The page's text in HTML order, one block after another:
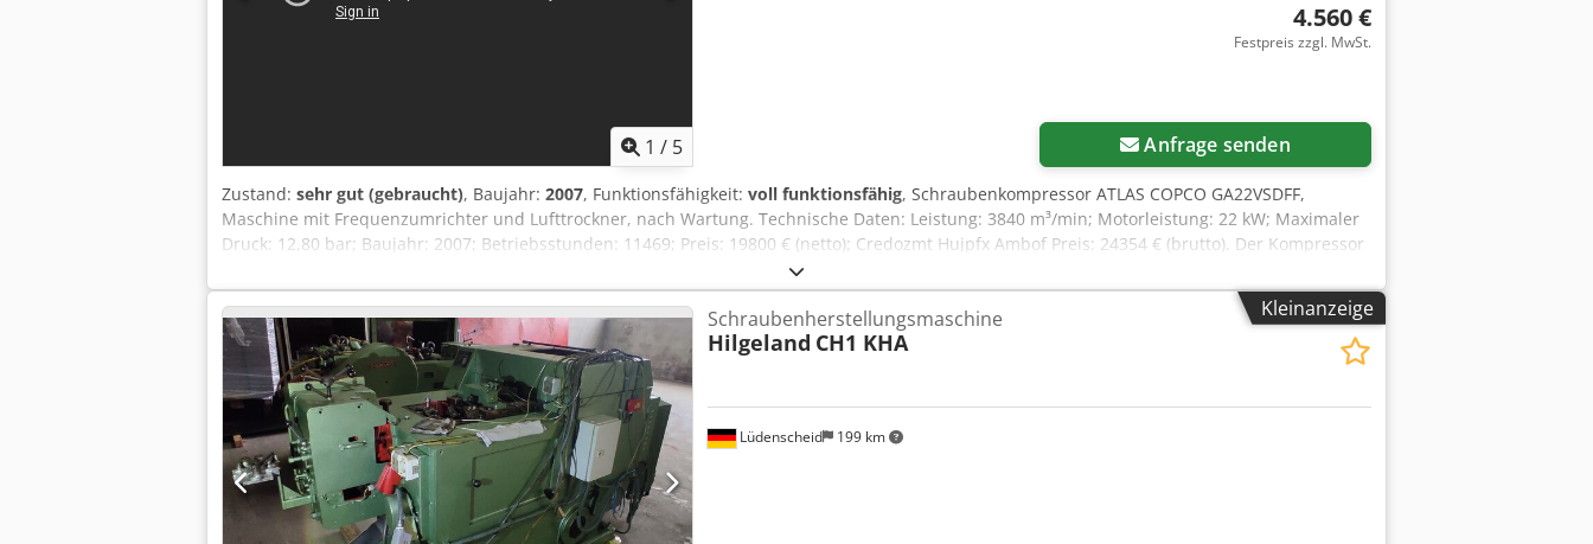
1 / 5
4.560 €
Festpreis zzgl. MwSt.
Anfrage senden
Zustand: sehr gut (gebraucht), Baujahr: 2007, Funktionsfähigkeit: voll funktionsfähig, Schraubenkompressor ATLAS COPCO GA22VSDFF,
Maschine mit Frequenzumrichter und Lufttrockner, nach Wartung. Technische Daten: Leistung: 3840 m³/min; Motorleistung: 22 kW; Maximaler
Druck: 12,80 bar; Baujahr: 2007; Betriebsstunden: 11469; Preis: 19800 € (netto); Credozmt Hujpfx Ambof Preis: 24354 € (brutto). Der Kompressor
ist voll funktionsfähig, einsatzbereit und wird mit Garantie geliefert. Wir bieten einen Wartungsservice an. Unten finden Sie einen Link zu einem
Video.
Kleinanzeige
Lüdenscheid 199 km
Schraubenherstellungsmaschine
Hilgeland CH1 KHA